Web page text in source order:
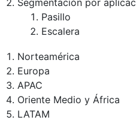
Segmentación por
Pasillo
Escalera
Norteamérica
Europa
APAC
Oriente Medio y África
LATAM